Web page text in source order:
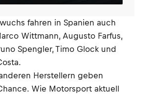
fahren in Spanien auch
Wittmann, Augusto Farfus,
Spengler, Timo Glock und
Herstellern geben
Wie Motorsport aktuell